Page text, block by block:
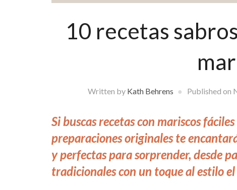
10 recetas
Written by Kath Behrens Published on
Si buscas recetas con mariscos
preparaciones originales te
y perfectas para sorprender, desde
tradicionales con un toque al estilo